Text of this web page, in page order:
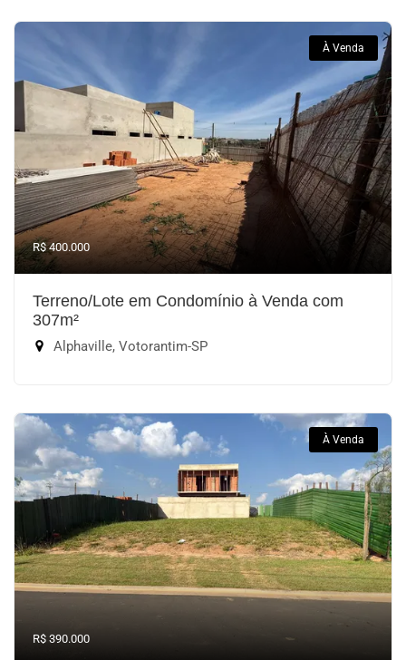
À Venda
R$ 400.000
Terreno/Lote em Condomínio à Venda com
307m²
Alphaville, Votorantim-SP
À Venda
R$ 390.000